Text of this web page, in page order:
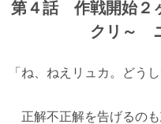
第４話 作戦開始２
クリ～
「ね、ねえリュカ。どう
正解不正解を告げるのも